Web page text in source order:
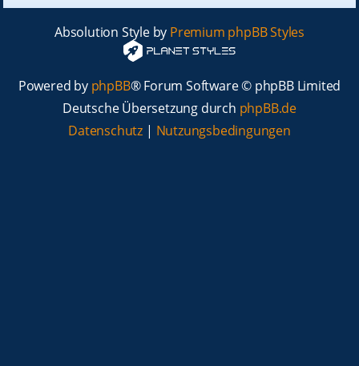
Absolution Style by Premium phpBB Styles
Powered by phpBB® Forum Software © phpBB Limited
Deutsche Übersetzung durch phpBB.de
Datenschutz | Nutzungsbedingungen